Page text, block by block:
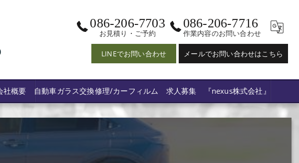
086-206-7703
お見積り・ご予約
086-206-7716
作業内容のお問い合わせ
LINEでお問い合わせ メールでお問い合わせはこちら
社概要 自動車ガラス交換修理/カーフィルム 求人募集 『nexus株式会社』